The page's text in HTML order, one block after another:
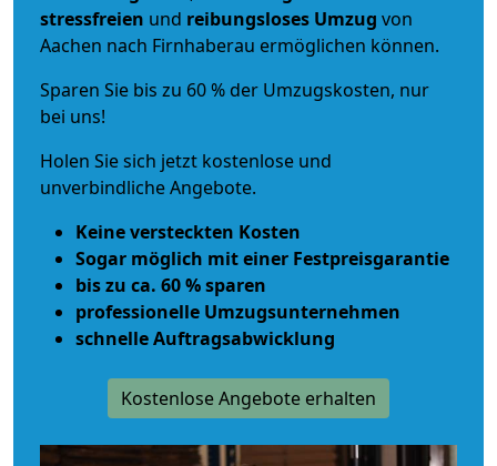
stressfreien und reibungsloses Umzug von
Aachen nach Firnhaberau ermöglichen können.
Sparen Sie bis zu 60 % der Umzugskosten, nur
bei uns!
Holen Sie sich jetzt kostenlose und
unverbindliche Angebote.
Keine versteckten Kosten
Sogar möglich mit einer Festpreisgarantie
bis zu ca. 60 % sparen
professionelle Umzugsunternehmen
schnelle Auftragsabwicklung
Kostenlose Angebote erhalten